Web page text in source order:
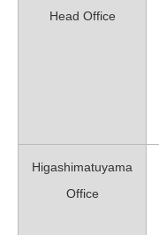
Head Office
Higashimatuyama
Office